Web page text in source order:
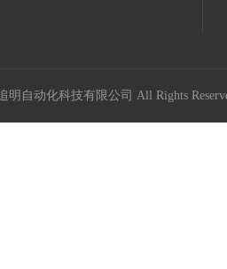
明自动化科技有限公司 All Rights